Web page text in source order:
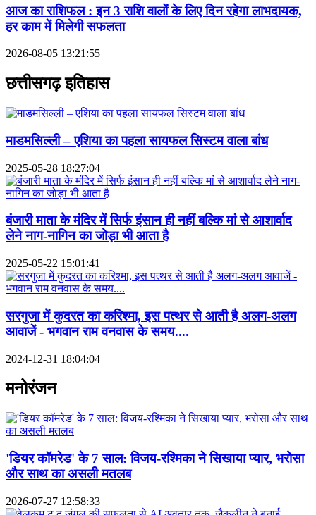
आज का राशिफल : इन 3 राशि वालों के लिए दिन रहेगा लाभदायक,
हर काम में मिलेगी सफलता
2026-08-05 13:21:55
छत्तीसगढ़ इतिहास
माडमसिल्ली – एशिया का पहला सायफल सिस्टम वाला बांध
2025-05-28 18:27:04
बंजारी माता के मंदिर में सिर्फ इंसान ही नहीं बल्कि मां से आशार्वाद
लेने नाग-नागिन का जोड़ा भी आता है
2025-05-22 15:01:41
सरगुजा में कुदरत का करिश्मा, इस पत्थर से आती है अलग-अलग
आवाजें - भगवान राम वनवास के समय....
2024-12-31 18:04:04
मनोरंजन
'डियर कॉमरेड' के 7 साल: विजय-रश्मिका ने सिखाया प्यार, भरोसा
और साथ का असली मतलब
2026-07-27 12:58:33